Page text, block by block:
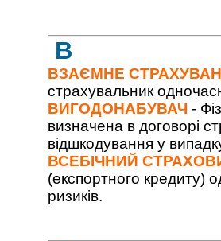
В
ВЗАЄМНЕ
страхувальник
ВИГОДОНАБУВАЧ -
визначена в договорі
відшкодування у
ВСЕБІЧНИЙ
(експортного кредиту)
ризиків.